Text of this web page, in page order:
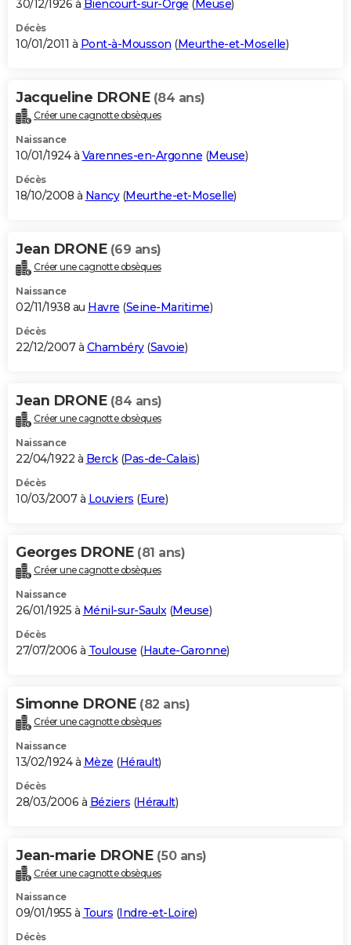
30/12/1926 à Biencourt-sur-Orge ( Meuse)
Décès
10/01/2011 à Pont-à-Mousson (Meurthe-et-Moselle)
Jacqueline DRONE (84 ans)
Créer une cagnotte obsèques
Naissance
10/01/1924 à Varennes-en-Argonne (Meuse)
Décès
18/10/2008 à Nancy(Meurthe-et-Moselle)
Jean DRONE (69 ans)
Créer une cagnotte obsèques
Naissance
02/11/1938 au Havre (Seine-Maritime)
Décès
22/12/2007 à Chambéry(Savoie)
Jean DRONE (84 ans)
Créer une cagnotte obsèques
Naissance
22/04/1922 à Berck(Pas-de-Calais)
Décès
10/03/2007 à Louviers (Eure)
Georges DRONE (81 ans)
Créer une cagnotte obsèques
Naissance
26/01/1925 à Ménil-sur-Saulx(Meuse)
Décès
27/07/2006 à Toulouse (Haute-Garonne)
Simonne DRONE (82 ans)
Créer une cagnotte obsèques
Naissance
13/02/1924 à Mèze (Hérault)
Décès
28/03/2006 à Béziers (Hérault)
Jean-marie DRONE (50 ans)
Créer une cagnotte obsèques
Naissance
09/01/1955 à Tours (Indre-et-Loire)
Décès